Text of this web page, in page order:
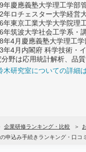
年慶應義塾大学理工学部
年ロチェスター大学経営
年東京工業大学大学院理
年筑波大学社会工学系・
年4月慶應義塾大学理工
年4月内閣府 科学技術・
野は応用統計解析、品
研究室についての詳細
企業研修ランキング・比較
申込み手続きランキング・口コ